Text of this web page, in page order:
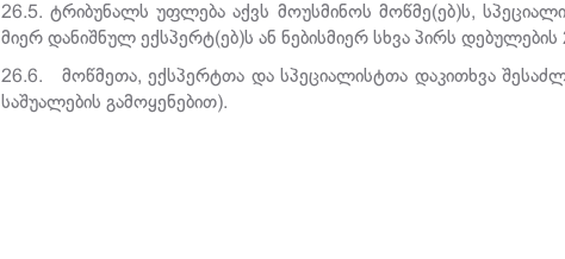
26.5. ტრიბუნალს უფლება აქვს მოუსმინოს მოწმე(ებ)ს,
მიერ დანიშნულ ექსპერტ(ებ)ს ან ნებისმიერ სხვა პირს დებულების
26.6. მოწმეთა, ექსპერტთა და სპეციალისტთა დაკითხვა
საშუალების გამოყენებით).